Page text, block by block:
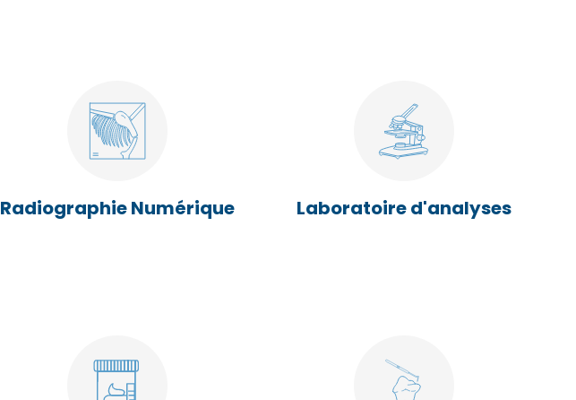
Radiographie Numérique Laboratoire d'analyses